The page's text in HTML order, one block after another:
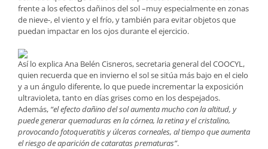
frente a los efectos dañinos del sol –muy especialmente en zonas
de nieve-, el viento y el frío, y también para evitar objetos que
puedan impactar en los ojos durante el ejercicio.
Así lo explica Ana Belén Cisneros, secretaria general del COOCYL,
quien recuerda que en invierno el sol se sitúa más bajo en el cielo
y a un ángulo diferente, lo que puede incrementar la exposición
ultravioleta, tanto en días grises como en los despejados.
Además, “el efecto dañino del sol aumenta mucho con la altitud, y
puede generar quemaduras en la córnea, la retina y el cristalino,
provocando fotoqueratitis y úlceras corneales, al tiempo que aumenta
el riesgo de aparición de cataratas prematuras”.